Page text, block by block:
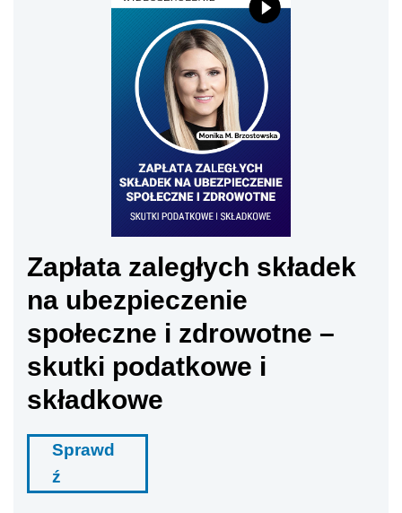
Zapłata zaległych składek
na ubezpieczenie
społeczne i zdrowotne –
skutki podatkowe i
składkowe
Sprawd
ź